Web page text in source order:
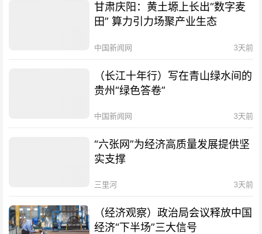
甘肃庆阳：黄土塬上长出“数字麦
田” 算力引力场聚产业生态
中国新闻网 3天前
（长江十年行）写在青山绿水间的
贵州“绿色答卷”
中国新闻网 3天前
“六张网”为经济高质量发展提供坚
实支撑
三里河 3天前
（经济观察）政治局会议释放中国
经济“下半场”三大信号